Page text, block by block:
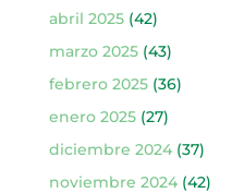
abril 2025(42)
marzo 2025(43)
febrero 2025(36)
enero 2025(27)
diciembre 2024(37)
noviembre 2024(42)